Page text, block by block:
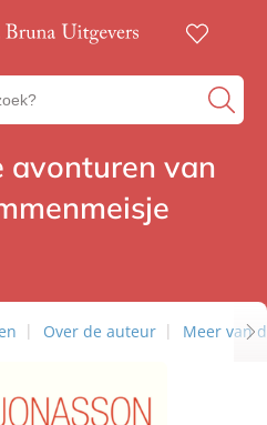
avonturen van
Over de auteur Meer van